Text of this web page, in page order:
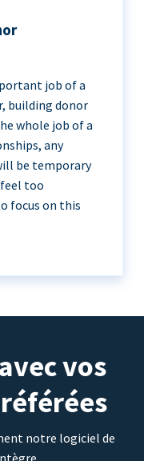
job of a
building donor
whole job of a
any
be temporary
too
focus on this
vos
notre logiciel de